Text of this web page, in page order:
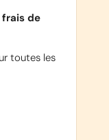
frais de
toutes les